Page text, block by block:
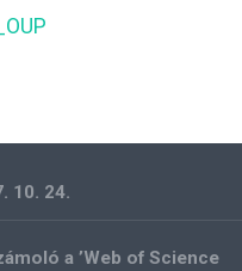
10. 24.
a ’Web of Science